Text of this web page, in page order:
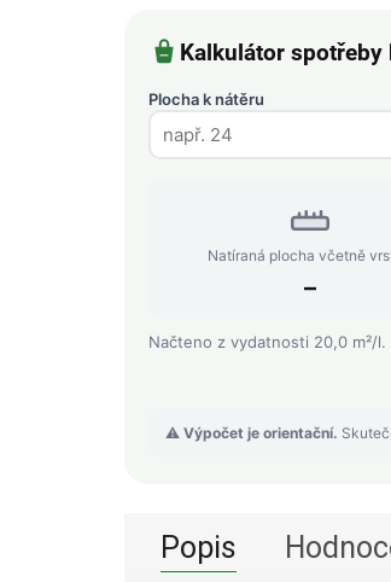
Kalkulátor spotřeby
Plocha k nátěru
Natíraná plocha včetně
–
Načteno z vydatnosti 20,0 m²/
⚠️ Výpočet je orientační.
Popis